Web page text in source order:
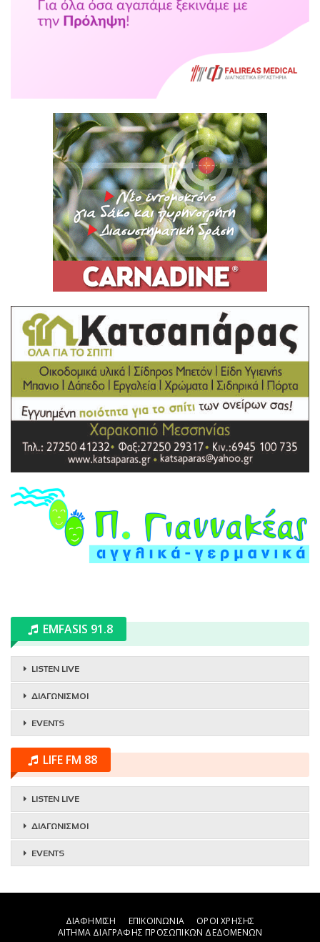
EMFASIS 91.8
LISTEN LIVE
ΔΙΑΓΩΝΙΣΜΟΙ
EVENTS
LIFE FM 88
LISTEN LIVE
ΔΙΑΓΩΝΙΣΜΟΙ
EVENTS
ΔΙΑΦΗΜΙΣΗ ΕΠΙΚΟΙΝΩΝΙΑ
ΟΡΟΙ ΧΡΗΣΗΣ
ΑΙΤΗΜΑ ΔΙΑΓΡΑΦΗΣ ΠΡΟΣΩΠΙΚΩΝ ΔΕΔΟΜΕΝΩΝ